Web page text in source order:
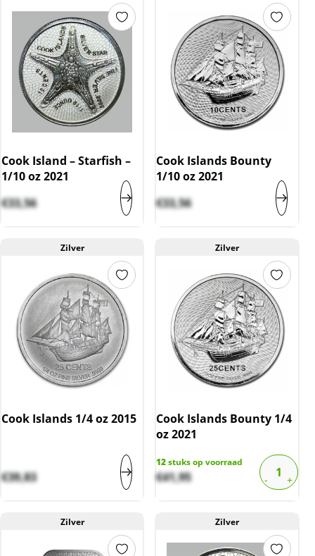
Cook Island – Starfish –
1/10 oz 2021
€33,56
Cook Islands Bounty
1/10 oz 2021
€33,56
Zilver
Cook Islands 1/4 oz 2015
€39,83
Zilver
Cook Islands Bounty 1/4
oz 2021
12stuks op voorraad
€41,95
Zilver Zilver